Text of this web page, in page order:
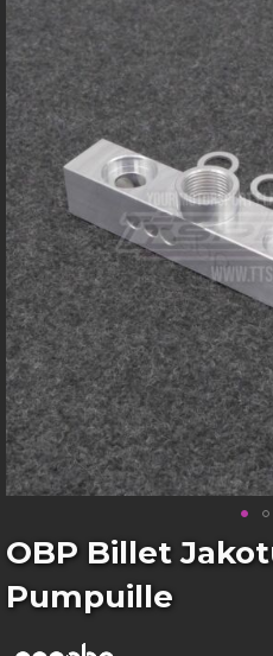
to
the
end
the
images
gallery
Skip
to
the
beginning
OBP Billet
Pumpuille